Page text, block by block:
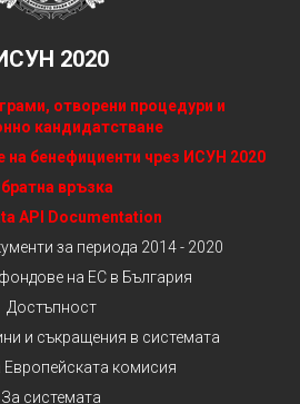
2020
отворени процедури и
кандидатстване
на бенефициенти чрез ИСУН 2020
връзка
API Documentation
за периода 2014 - 2020
на ЕС в България
Достъпност
и съкращения в системата
Европейската комисия
За системата